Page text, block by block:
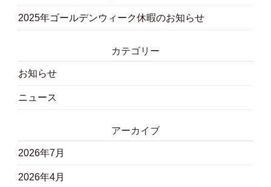
2025年ゴールデンウィーク休暇のお知らせ
カテゴリー
お知らせ
ニュース
アーカイブ
2026年7月
2026年4月